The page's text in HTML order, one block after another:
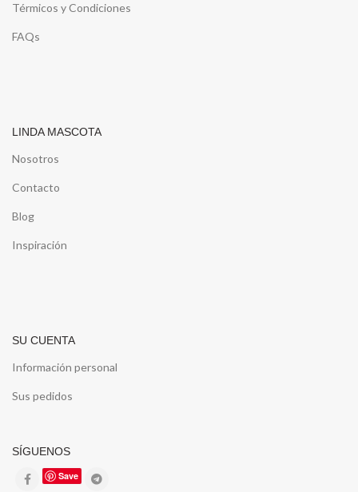
Térmicos y Condiciones
FAQs
LINDA MASCOTA
Nosotros
Contacto
Blog
Inspiración
SU CUENTA
Información personal
Sus pedidos
SÍGUENOS
Save